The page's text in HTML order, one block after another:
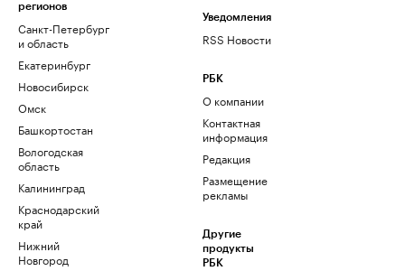
регионов
Санкт-Петербург
и область
Екатеринбург
Новосибирск
Омск
Башкортостан
Вологодская
область
Калининград
Краснодарский
край
Нижний
Новгород
Уведомления
RSS Новости
РБК
О компании
Контактная
информация
Редакция
Размещение
рекламы
Другие
продукты
РБК